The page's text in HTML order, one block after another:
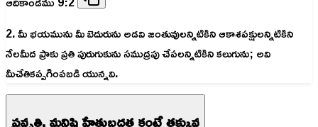
2. మీ భయమును మీ బెదురును అడవి జంతువులన్నిటికిని ఆకాశపక్షులన్నిటికిని
నేలమీద ప్రాకు ప్రతి పురుగుకును సముద్రపు చేపలన్నిటికిని కలుగును; అవి
మీచేతికప్పగింపబడి యున్నవి.
ప్రవృత్తి, మనిషి హేతుబద్ధత కంటే తక్కువ